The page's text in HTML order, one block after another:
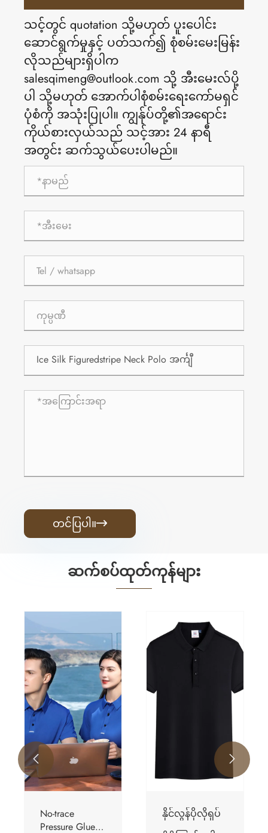
သင့်တွင် quotation သို့မဟုတ် ပူးပေါင်း
ဆောင်ရွက်မှုနှင့် ပတ်သက်၍ စုံစမ်းမေးမြန်း
လိုသည်များရှိပါက
salesqimeng@outlook.com သို့ အီးမေးလ်ပို့
ပါ သို့မဟုတ် အောက်ပါစုံစမ်းရေးကော်မရှင်
ပုံစံကို အသုံးပြုပါ။ ကျွန်ုပ်တို့၏အရောင်း
ကိုယ်စားလှယ်သည် သင့်အား 24 နာရီ
အတွင်း ဆက်သွယ်ပေးပါမည်။
တင်ပြပါ။
ဆက်စပ်ထုတ်ကုန်များ
နိုင်လွန်ပိုလိုရှပ်
ပိုလိုလည်ပင်း
အစင်းရေခဲပိုး
 